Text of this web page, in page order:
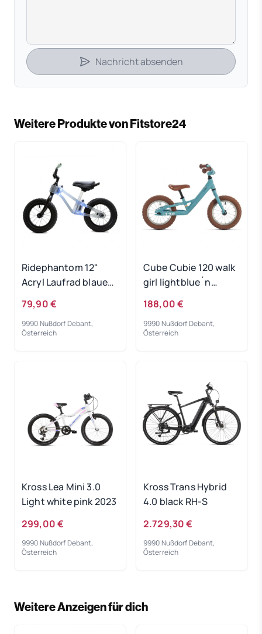
Nachricht absenden
Weitere Produkte von Fitstore24
Ridephantom 12"
Acryl Laufrad blaues
79,90 €
9990 Nußdorf Debant,
Österreich
Cube Cubie 120 walk
girl lightblue´n
188,00 €
9990 Nußdorf Debant,
Österreich
Kross Lea Mini 3.0
Light white pink 2023
299,00 €
9990 Nußdorf Debant,
Österreich
Kross Trans Hybrid
4.0 black RH-S
2.729,30 €
9990 Nußdorf Debant,
Österreich
Weitere Anzeigen für dich